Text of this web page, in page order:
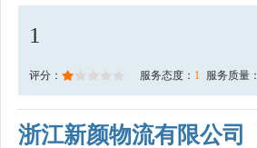
1
评分： 服务态度： 1 服务质量：
浙江新颜物流有限公司